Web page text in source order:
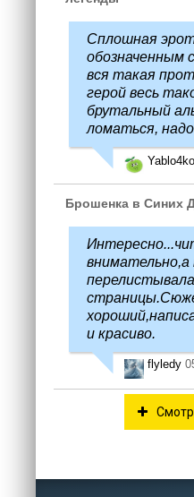
Сплошная
обозначенным
вся такая
герой весь
брутальный
ломаться,
Yablo4ko
Брошенка в Синих
внимательно,а
перелистывала
и красиво.
flyledy